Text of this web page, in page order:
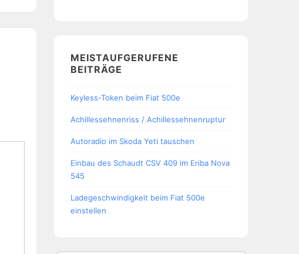
MEISTAUFGERUFENE
BEITRÄGE
Keyless-Token beim Fiat 500e
Achillessehnenriss / Achillessehnenruptur
Autoradio im Skoda Yeti tauschen
Einbau des Schaudt CSV 409 im Eriba Nova
545
Ladegeschwindigkeit beim Fiat 500e
einstellen